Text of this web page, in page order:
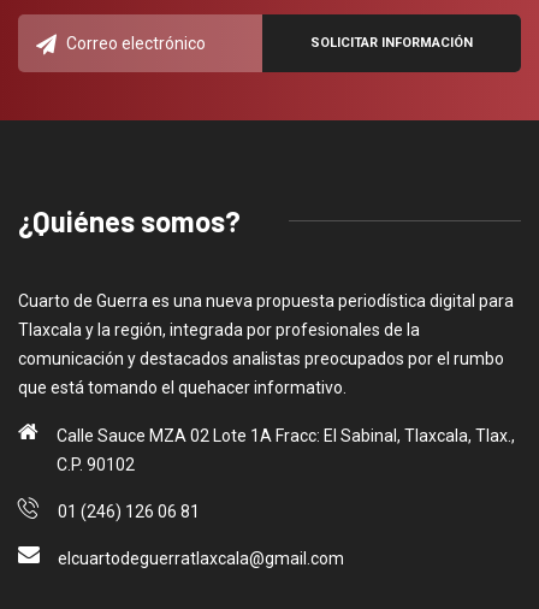
¿Quiénes somos?
Cuarto de Guerra es una nueva propuesta periodística digital para
Tlaxcala y la región, integrada por profesionales de la
comunicación y destacados analistas preocupados por el rumbo
que está tomando el quehacer informativo.
Calle Sauce MZA 02 Lote 1A Fracc: El Sabinal, Tlaxcala, Tlax.,
C.P. 90102
01 (246) 126 06 81
elcuartodeguerratlaxcala@gmail.com